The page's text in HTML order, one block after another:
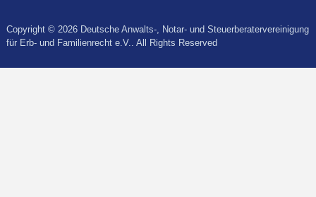
Copyright © 2026 Deutsche Anwalts-, Notar- und Steuerberatervereinigung
für Erb- und Familienrecht e.V.. All Rights Reserved